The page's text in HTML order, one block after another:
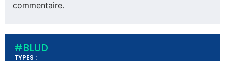
commentaire.
#BLUD
TYPES :